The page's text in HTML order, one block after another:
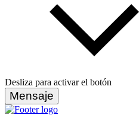
Desliza para activar el botón
Mensaje